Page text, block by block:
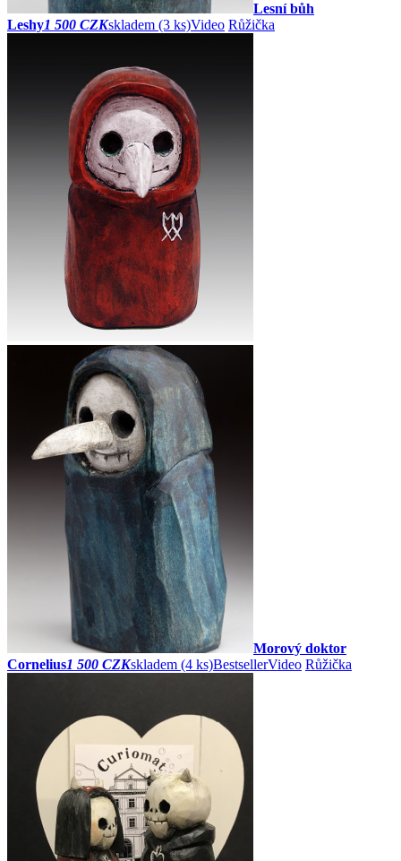
Lesní bůh
Leshy1 500 CZKskladem (3 ks)Video Růžička
Morový doktor
Cornelius1 500 CZKskladem (4 ks)BestsellerVideo Růžička